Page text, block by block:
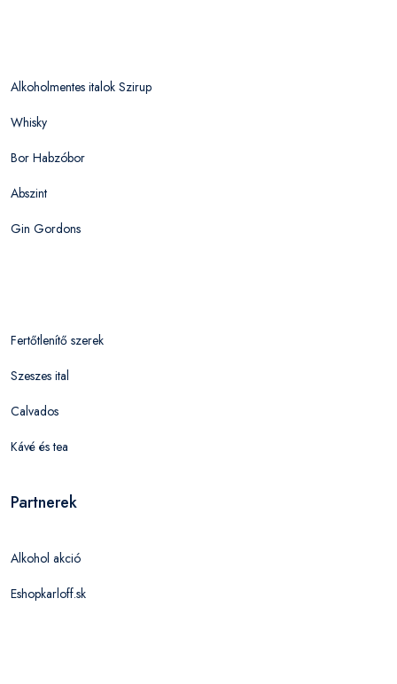
Alkoholmentes italok Szirup
Whisky
Bor Habzóbor
Abszint
Gin Gordons
Fertőtlenítő szerek
Szeszes ital
Calvados
Kávé és tea
Partnerek
Alkohol akció
Eshopkarloff.sk